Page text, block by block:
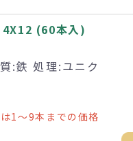
4X12 (60本入)
:鉄 処理:ユニク
1～9本までの価格